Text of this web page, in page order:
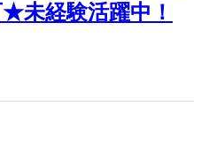
未経験活躍中！